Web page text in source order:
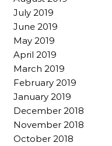
July 2019
June 2019
May 2019
April 2019
March 2019
February 2019
January 2019
December 2018
November 2018
October 2018